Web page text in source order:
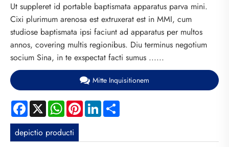
Ut suppleret id portable baptismata apparatus parva mini.
Cixi plurimum arenosa est extruxerat est in MMI, cum
studiose baptismata ipsi faciunt ad apparatus per multos
annos, covering multis regionibus. Diu terminus negotium
socium Sina, in te exspectat facti sumus ......
Mitte Inquisitionem
Facebook
X WhatsApp
PinterestLinkedIn
depictio producti